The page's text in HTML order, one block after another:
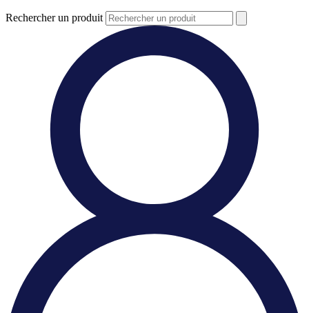
Rechercher un produit